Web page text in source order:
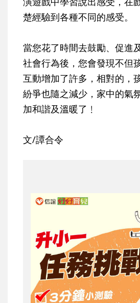
楚經驗到各種不同的感受。
當您花了時間去鼓勵、促進
社會行為後，您會發現不但
互動增加了許多，相對的，
紛爭也隨之減少，家中的氣
加和諧及溫暖了﹗
文/譚合令